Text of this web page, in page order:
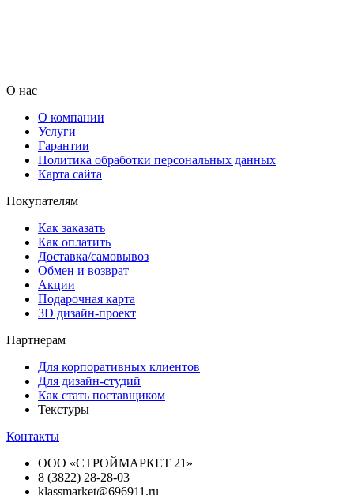
О нас
О компании
Услуги
Гарантии
Политика обработки персональных данных
Карта сайта
Покупателям
Как заказать
Как оплатить
Доставка/самовывоз
Обмен и возврат
Акции
Подарочная карта
3D дизайн-проект
Партнерам
Для корпоративных клиентов
Для дизайн-студий
Как стать поставщиком
Текстуры
Контакты
ООО «СТРОЙМАРКЕТ 21»
8 (3822) 28-28-03
klassmarket@696911.ru